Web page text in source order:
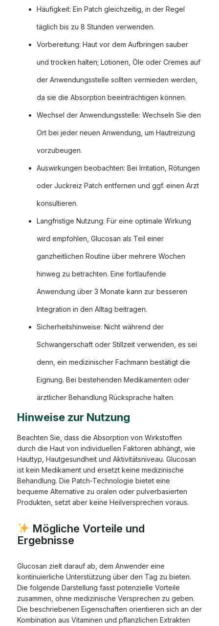
Häufigkeit: Ein Patch gleichzeitig, in der Regel
täglich bis zu 8 Stunden verwenden.
Vorbereitung: Haut vor dem Aufbringen sauber
und trocken halten; Lotionen, Öle oder Cremes auf
der Anwendungsstelle sollten vermieden werden,
da sie die Absorption beeinträchtigen können.
Wechsel der Anwendungsstelle: Wechseln Sie den
Ort bei jeder neuen Anwendung, um Hautreizung
vorzubeugen.
Auswirkungen beobachten: Bei Irritation, Rötungen
oder Juckreiz Patch entfernen und ggf. einen Arzt
konsultieren.
Langfristige Nutzung: Für eine optimale Wirkung
wird empfohlen, Glucosan als Teil einer
ganzheitlichen Routine über mehrere Wochen
hinweg zu betrachten. Eine fortlaufende
Anwendung über 3 Monate kann zur besseren
Integration in den Alltag beitragen.
Sicherheitshinweise: Nicht während der
Schwangerschaft oder Stillzeit verwenden, es sei
denn, ein medizinischer Fachmann bestätigt die
Eignung. Bei bestehenden Medikamenten oder
ärztlicher Behandlung Rücksprache halten.
Hinweise zur Nutzung
Beachten Sie, dass die Absorption von Wirkstoffen
durch die Haut von individuellen Faktoren abhängt, wie
Hauttyp, Hautgesundheit und Aktivitätsniveau. Glucosan
ist kein Medikament und ersetzt keine medizinische
Behandlung. Die Patch-Technologie bietet eine
bequeme Alternative zu oralen oder pulverbasierten
Produkten, setzt aber keine Heilversprechen voraus.
Mögliche Vorteile und
Ergebnisse
Glucosan zielt darauf ab, dem Anwender eine
kontinuierliche Unterstützung über den Tag zu bieten.
Die folgende Darstellung fasst potenzielle Vorteile
zusammen, ohne medizinische Versprechen zu geben.
Die beschriebenen Eigenschaften orientieren sich an der
Kombination aus Vitaminen und pflanzlichen Extrakten